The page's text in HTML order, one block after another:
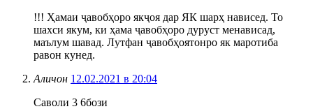
!!! Ҳамаи ҷавобҳоро якҷоя дар ЯК шарҳ нависед. То
шахси якум, ки ҳама ҷавобҳоро дуруст менависад,
маълум шавад. Лутфан ҷавобҳоятонро як маротиба
равон кунед.
Аличон 12.02.2021 в 20:04
Саволи 3 6бози